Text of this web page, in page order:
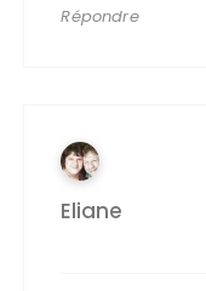
Répondre
Eliane